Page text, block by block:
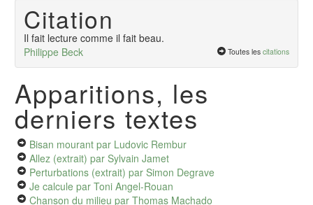
Citation
Il fait lecture comme il fait beau.
Philippe Beck
Toutes les citations
Apparitions, les
derniers textes
Bisan mourant par Ludovic Rembur
Allez (extrait) par Sylvain Jamet
Perturbations (extrait) par Simon Degrave
Je calcule par Toni Angel-Rouan
Chanson du milieu par Thomas Machado